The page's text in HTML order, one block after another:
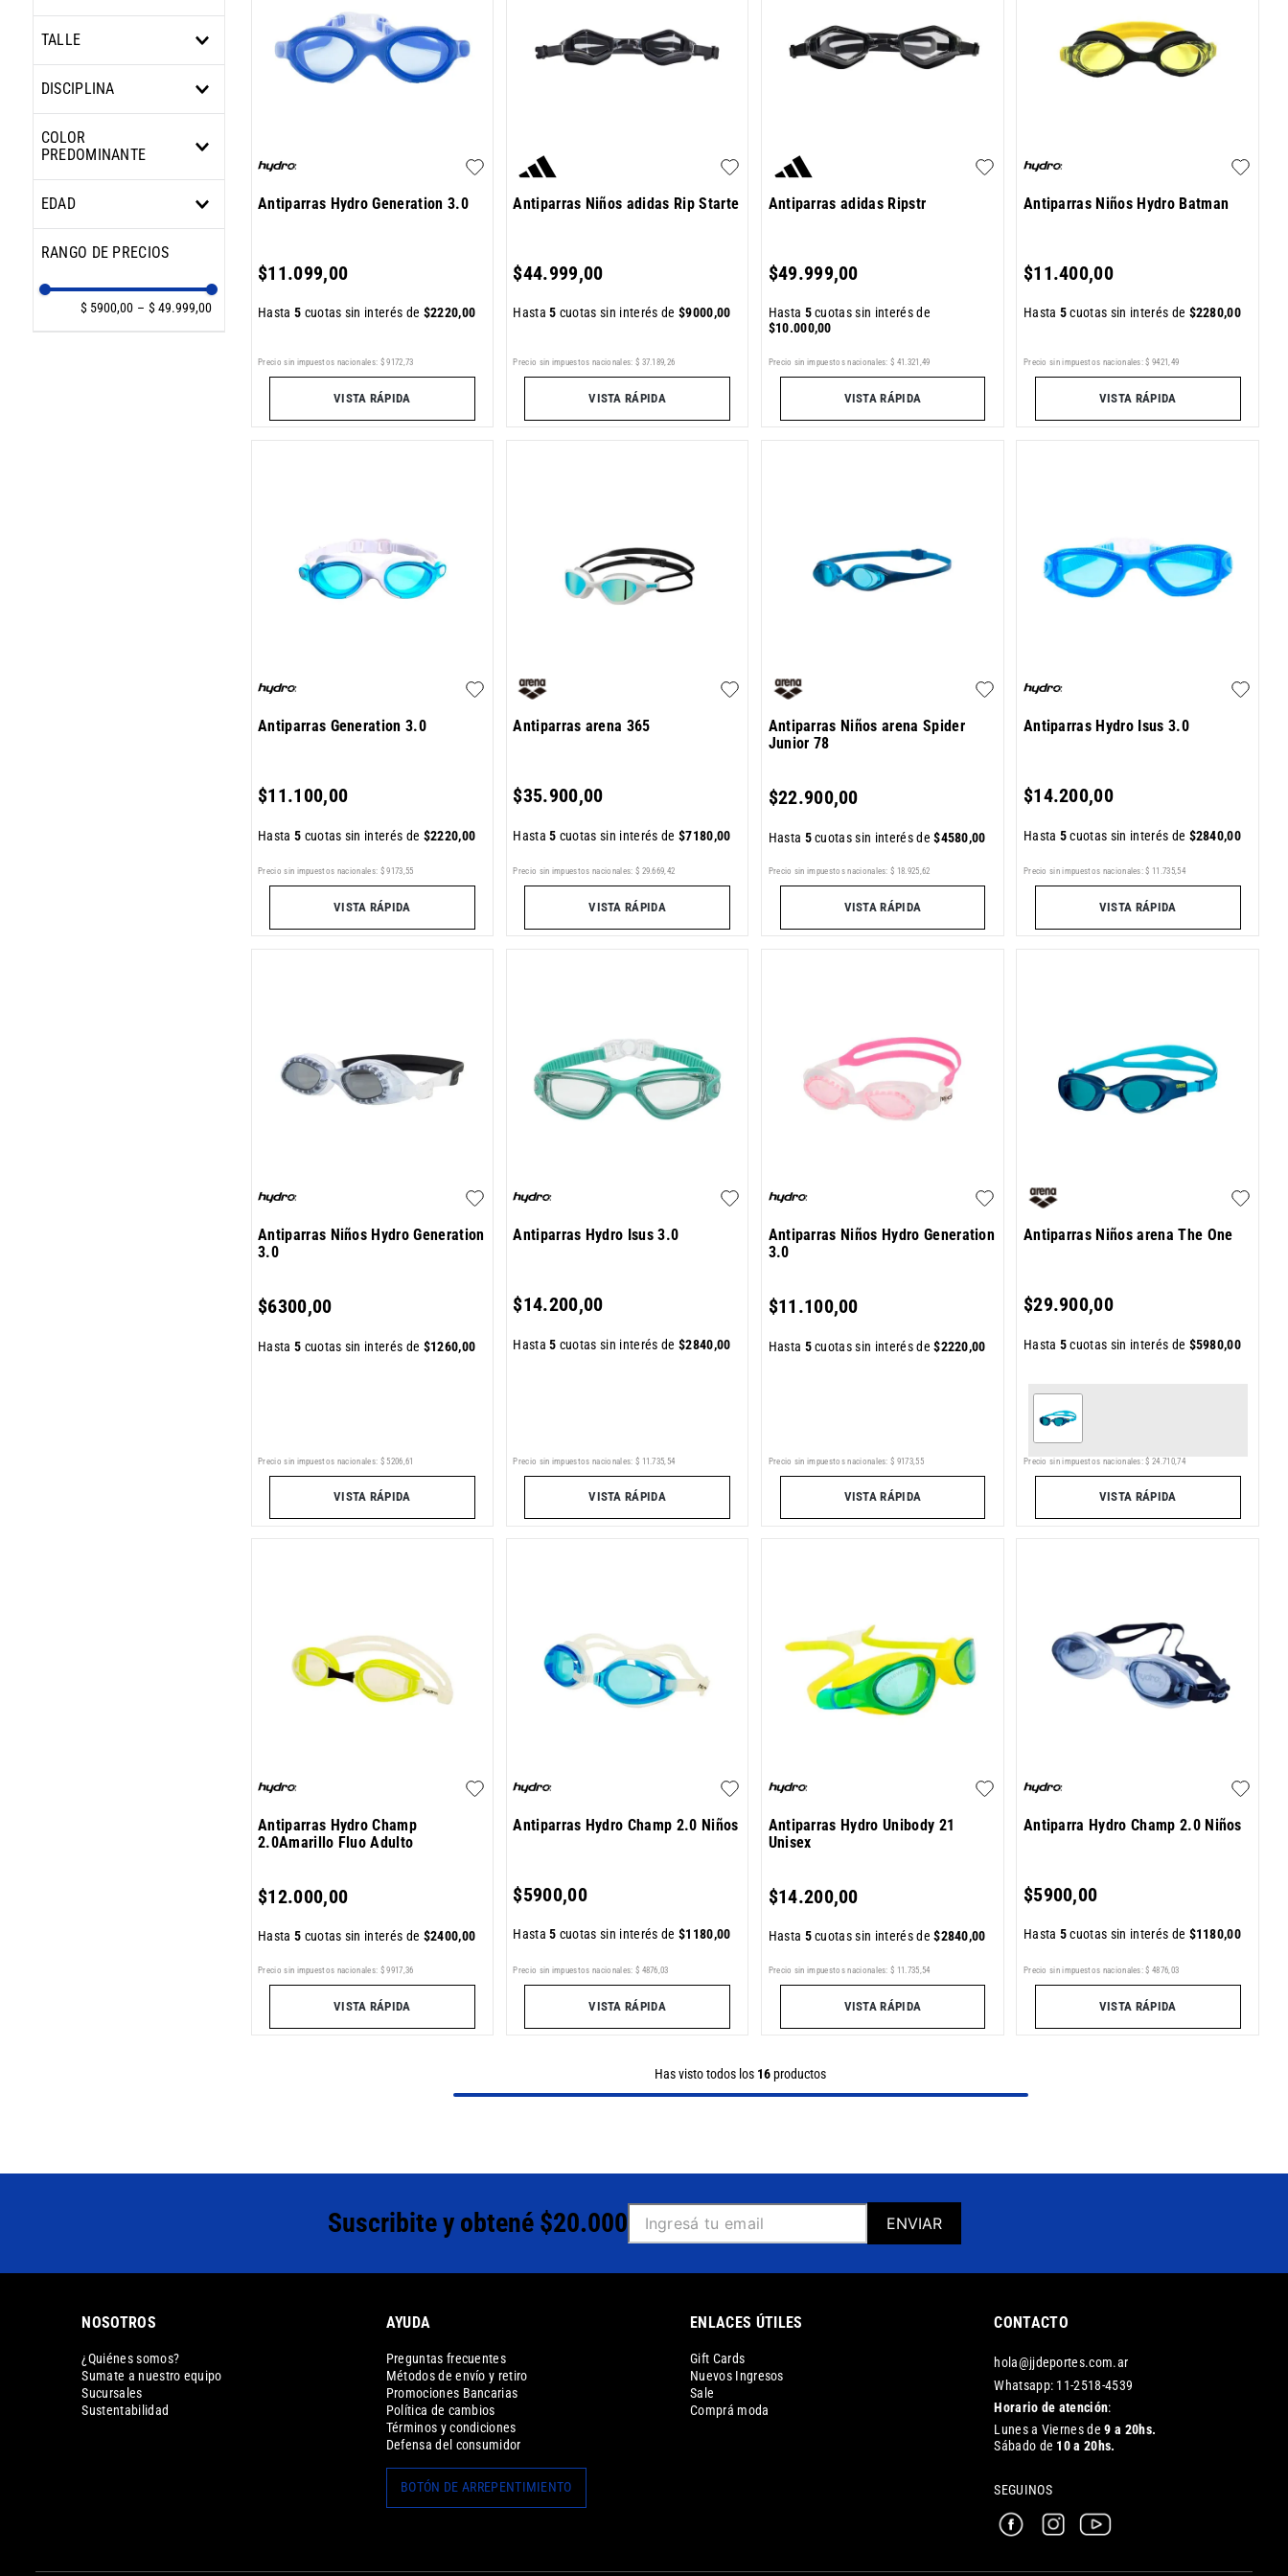
TALLE
2
7
DISCIPLINA
COLOR
PREDOMINANTE
Multicolor
Rosa
Verde
EDAD
Niño
$ 5900,00 – $ 49.999,00
Antiparras Hydro Generation 3.0
$11.099,00
Hasta 5 cuotas sin interés de $2220,00
Precio sin impuestos nacionales: $ 9172,73
VISTA RÁPIDA
Antiparras Niños adidas Rip Starte
$44.999,00
Hasta5 cuotas sin interés de $9000,00
Precio sin impuestos nacionales: $ 37.189,26
VISTA RÁPIDA
Antiparras adidas Ripstr
$49.999,00
Hasta 5cuotas sin interés de
$10.000,00
Precio sin impuestos nacionales: $ 41.321 ,49
VISTA RÁPIDA
Antiparras Niños Hydro Batman
$11.400,00
Hasta 5cuotas sin interés de $2280,00
Precio sin impuestos nacionales: $ 9421,49
VISTA RÁPIDA
Antiparras Generation 3.0
$11.100,00
Hasta 5 cuotas sin interés de $2220,00
Precio sin impuestos nacionales: $ 9173,55
VISTA RÁPIDA
Antiparras arena 365
$35.900,00
Hasta5 cuotas sin interés de $7180,00
Precio sin impuestos nacionales: $ 29.669,42
VISTA RÁPIDA
Antiparras Niños arena Spider
Junior 78
$22.900,00
Hasta 5cuotas sin interés de$4580,00
Precio sin impuestos nacionales: $ 18.925,62
VISTA RÁPIDA
Antiparras Hydro Isus 3.0
$14.200,00
Hasta 5cuotas sin interés de $2840,00
Precio sin impuestos nacionales: $ 11 .735,54
VISTA RÁPIDA
Antiparras Niños Hydro Generation
3.0
$6300,00
Hasta 5 cuotas sin interés de $1260,00
Precio sin impuestos nacionales: $ 5206 61
VISTA RÁPIDA
Antiparras Hydro Isus 3.0
$14.200,00
Hasta5 cuotas sin interés de $2840,00
Precio sin impuestos nacionales: $ 11 .735 54
VISTA RÁPIDA
Antiparras Niños Hydro Generation
3.0
$11 .100,00
Hasta 5cuotas sin interés de$2220,00
Precio sin impuestos nacionales: $ 9173 ,55
VISTA RÁPIDA
Antiparras Niños arena The One
$29.900,00
Hasta 5cuotas sin interés de $5980,00
Precio sin impuestos nacionales: $ 24 .710 ,74
VISTA RÁPIDA
Antiparras Hydro Champ
2.0Amarillo Fluo Adulto
$12.000,00
Hasta 5 cuotas sin interés de $2400,00
Precio sin impuestos nacionales: $ 9917 36
VISTA RÁPIDA
Antiparras Hydro Champ 2.0 Niños
$5900,00
Hasta5 cuotas sin interés de $1180,00
Precio sin impuestos nacionales: $ 4876 ,03
VISTA RÁPIDA
Antiparras Hydro Unibody 21
Unisex
$14.200,00
Hasta 5cuotas sin interés de$2840,00
Precio sin impuestos nacionales: $ 11 735 ,54
VISTA RÁPIDA
Antiparra Hydro Champ 2.0 Niños
$5900,00
Hasta 5cuotas sin interés de $1180,00
Precio sin impuestos nacionales: $ 4876 03
VISTA RÁPIDA
Has visto todos los 16productos
Suscribite y obtené $20.000 ENVIAR
NOSOTROS
¿Quiénes somos?
Sumate a nuestro equipo
Sucursales
Sustentabilidad
AYUDA
Preguntas frecuentes
Métodos de envío y retiro
Promociones Bancarias
Política de cambios
Términos y condiciones
Defensa del consumidor
BOTÓN DE ARREPENTIMIENTO
ENLACES ÚTILES
Gift Cards
Nuevos Ingresos
Sale
Comprá moda
CONTACTO
hola@jjdeportes.com.ar
Whatsapp: 11-2518-4539
Horario de atención:
Lunes a Viernes de9 a 20hs.
Sábado de 10 a 20hs.
SEGUINOS